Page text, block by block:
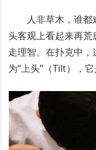
人非草木，谁
头客观上看起来再
走理智。在扑克中
为“上头”（Tilt），